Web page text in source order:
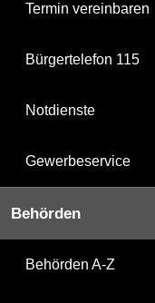
Termin vereinbaren
Bürgertelefon 115
Notdienste
Gewerbeservice
Behörden
Behörden A-Z